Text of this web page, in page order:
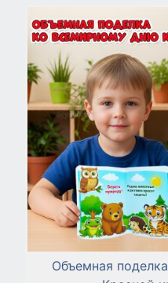
Объемная